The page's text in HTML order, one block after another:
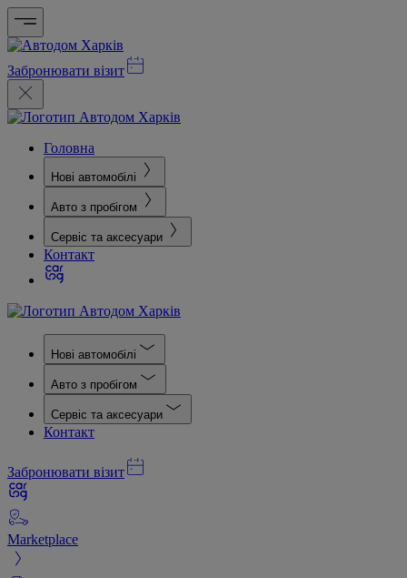
Забронювати візит
Головна
Нові автомобілі
Авто з пробігом
Сервіс та аксесуари
Контакт
Нові автомобілі
Авто з пробігом
Сервіс та аксесуари
Контакт
Забронювати візит
Marketplace